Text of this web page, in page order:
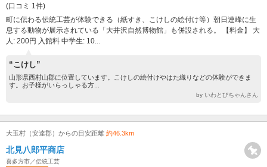
(口コミ 1件)
町に伝わる伝統工芸が体験できる（紙すき、こけしの絵付け等）朝日連峰に生
息する動物が展示されている「大井沢自然博物館」も併設される。 【料金】 大
人: 200円 入館料 中学生: 10...
“こけし”
山形県西村山郡に位置しています。こけしの絵付けやはた織りなどの体験ができま
す。お子様がいらっしゃる方...
by いわとびちゃんさん
大玉村（安達郡）からの目安距離 約46.3km
北見八郎平商店
喜多方市／伝統工芸